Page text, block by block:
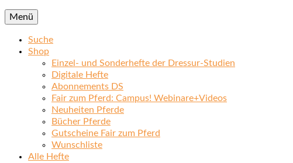
Menü
Suche
Shop
Einzel- und Sonderhefte der Dressur-Studien
Digitale Hefte
Abonnements DS
Fair zum Pferd: Campus! Webinare+Videos
Neuheiten Pferde
Bücher Pferde
Gutscheine Fair zum Pferd
Wunschliste
Alle Hefte